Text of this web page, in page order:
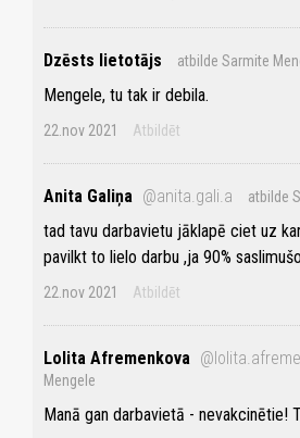
Dzēsts lietotājs atbilde Sarmite
Mengele, tu tak ir debila.
22.nov 2021 Atbildēt
Anita Galiņa @anita.gali.a atbilde
tad tavu darbavietu jāklapē ciet uz
pavilkt to lielo darbu ,ja 90%
22.nov 2021 Atbildēt
Lolita Afremenkova
Mengele
Manā gan darbavietā - nevakcinētie!